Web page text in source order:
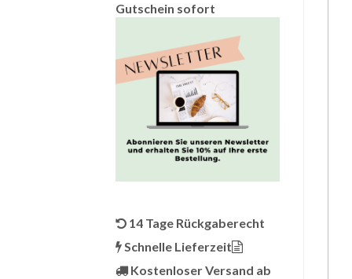
Gutschein sofort
14 Tage Rückgaberecht
Schnelle Lieferzeit
Kostenloser Versand ab